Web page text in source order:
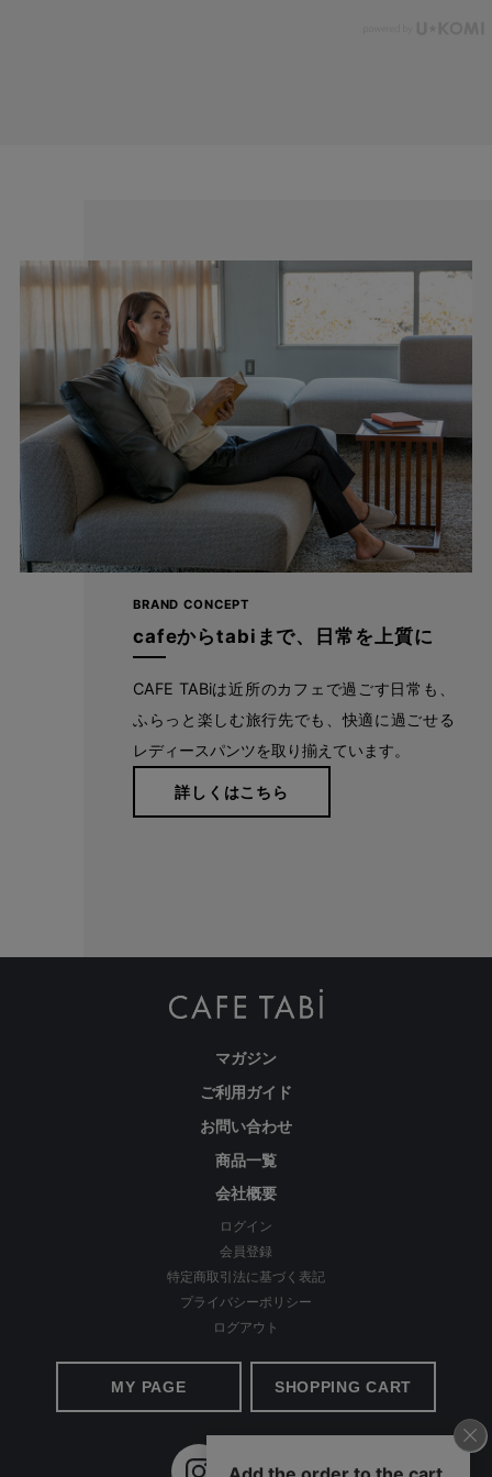
cafeからtabiまで、日常を上質に
BRAND CONCEPT
cafeからtabiまで、日常を上質に
CAFE TABiは近所のカフェで過ごす日常も、
ふらっと楽しむ旅行先でも、快適に過ごせる
レディースパンツを取り揃えています。
詳しくはこちら
マガジン
ご利用ガイド
お問い合わせ
商品一覧
会社概要
ログイン
会員登録
特定商取引法に基づく表記
プライバシーポリシー
ログアウト
MY PAGE SHOPPING CART